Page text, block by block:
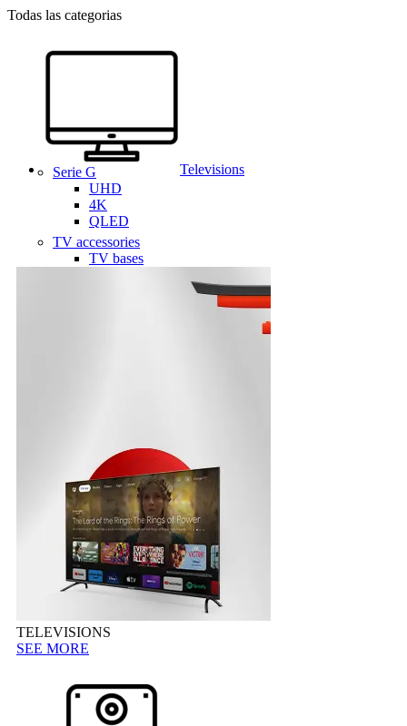
Todas las categorias
Televisions
Serie G
UHD
4K
QLED
TV accessories
TV bases
TELEVISIONS
SEE MORE